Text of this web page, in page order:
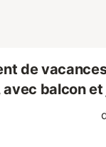
de
avec balcon et